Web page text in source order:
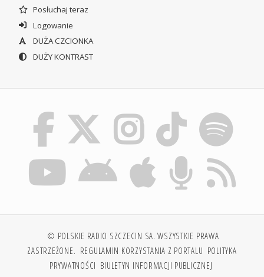
Posłuchaj teraz
Logowanie
DUŻA CZCIONKA
DUŻY KONTRAST
© POLSKIE RADIO SZCZECIN SA. WSZYSTKIE PRAWA
ZASTRZEŻONE. REGULAMIN KORZYSTANIA Z PORTALU POLITYKA
PRYWATNOŚCI BIULETYN INFORMACJI PUBLICZNEJ